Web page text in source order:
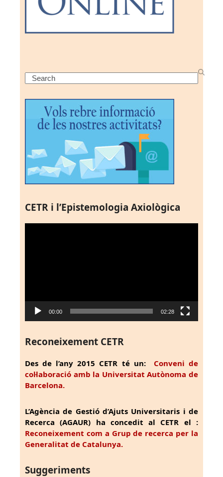
Search
CETR i l’Epistemologia Axiològica
00:00 02:28
Reconeixement CETR
Des de l’any 2015 CETR té un: Conveni de
col·laboració amb la Universitat Autònoma de
Barcelona.
L’Agència de Gestió d’Ajuts Universitaris i de
Recerca (AGAUR) ha concedit al CETR el :
Reconeixement com a Grup de recerca per la
Generalitat de Catalunya.
Suggeriments